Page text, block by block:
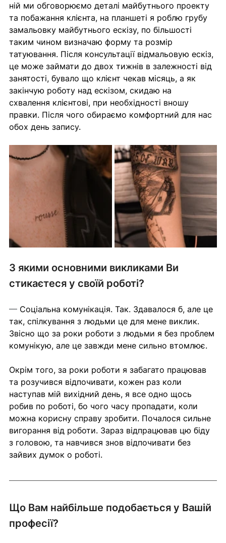
ній ми обговорюємо деталі майбутнього проекту
та побажання клієнта, на планшеті я роблю грубу
замальовку майбутнього ескізу, по більшості
таким чином визначаю форму та розмір
татуювання. Після консультації відмальовую ескіз,
це може займати до двох тижнів в залежності від
занятості, бувало що клієнт чекав місяць, а як
закінчую роботу над ескізом, скидаю на
схвалення клієнтові, при необхідності вношу
правки. Після чого обираємо комфортний для нас
обох день запису.
З якими основними викликами Ви
стикаєтеся у своїй роботі?
— Соціальна комунікація. Так. Здавалося б, але це
так, спілкування з людьми це для мене виклик.
Звісно що за роки роботи з людьми я без проблем
комунікую, але це завжди мене сильно втомлює.
Окрім того, за роки роботи я забагато працював
та розучився відпочивати, кожен раз коли
наступав мій вихідний день, я все одно щось
робив по роботі, бо чого часу пропадати, коли
можна корисну справу зробити. Почалося сильне
вигорання від роботи. Зараз відпрацював цю біду
з головою, та навчився знов відпочивати без
зайвих думок о роботі.
Що Вам найбільше подобається у Вашій
професії?